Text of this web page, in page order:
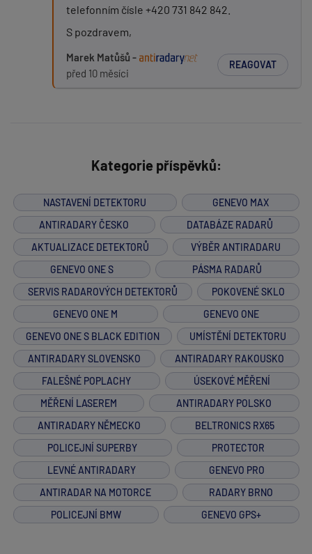
telefonním čísle +420 731 842 842.
S pozdravem,
Marek Matůšů -
před 10 měsíci
REAGOVAT
Kategorie příspěvků:
NASTAVENÍ DETEKTORU
GENEVO MAX
ANTIRADARY ČESKO
DATABÁZE RADARŮ
AKTUALIZACE DETEKTORŮ
VÝBĚR ANTIRADARU
GENEVO ONE S
PÁSMA RADARŮ
SERVIS RADAROVÝCH DETEKTORŮ
POKOVENÉ SKLO
GENEVO ONE M
GENEVO ONE
GENEVO ONE S BLACK EDITION
UMÍSTĚNÍ DETEKTORU
ANTIRADARY SLOVENSKO
ANTIRADARY RAKOUSKO
FALEŠNÉ POPLACHY
ÚSEKOVÉ MĚŘENÍ
MĚŘENÍ LASEREM
ANTIRADARY POLSKO
ANTIRADARY NĚMECKO
BELTRONICS RX65
POLICEJNÍ SUPERBY
PROTECTOR
LEVNÉ ANTIRADARY
GENEVO PRO
ANTIRADAR NA MOTORCE
RADARY BRNO
POLICEJNÍ BMW
GENEVO GPS+